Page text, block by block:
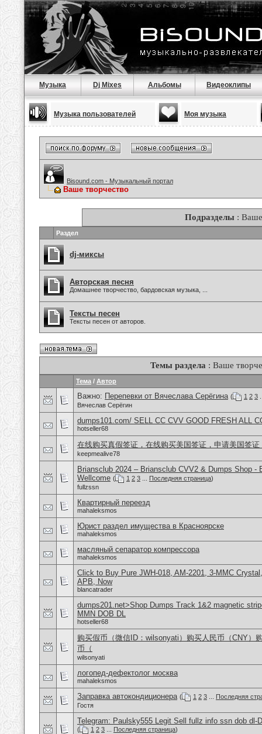
Музыка Dj Mixes Альбомы Видеоклипы
Музыка пользователей Моя музыка
Bisound.com - Музыкальный портал
Ваше творчество
Подразделы :
Раздел
dj-миксы
Авторская песня
Домашнее творчество, бардовская музыка, ...
Тексты песен
Тексты песен от авторов.
Темы раздела : Ваше
Тема / Автор
Важно: Перепевки от Вячеслава Серёгина ( 1 2 3
Вячеслав Серёгин
dumps101.com/ SELL CC CVV GOOD FRESH ALL
hotseller68
在线购买真假签证，在线购买美国签证，申请美国签证
keepmealive78
Briansclub 2024 – Briansclub CVV2 & Dumps Shop -
Wellcome ( 1 2 3 Последняя страница)
fullzssn
Квартирный переезд
mahaleksmos
Юрист раздел имущества в Красноярске
mahaleksmos
масляный сепаратор компрессора
mahaleksmos
Click to Buy Pure JWH-018, AM-2201, 3-MMC
APB, Now
blancatrader
dumps201.net>Shop Dumps Track 1&2 magnetic
MMN DOB DL
hotseller68
购买假币（微信ID：wilsonyati）购买人民币（CNY）
币（
wilsonyati
логопед-дефектолог москва
mahaleksmos
Заправка автокондиционера ( 1 2 3
Последняя
Гостя
Telegram: Paulsky555 Legit Sell fullz info ssn dob dl-
( 1 2 3 Последняя страница)